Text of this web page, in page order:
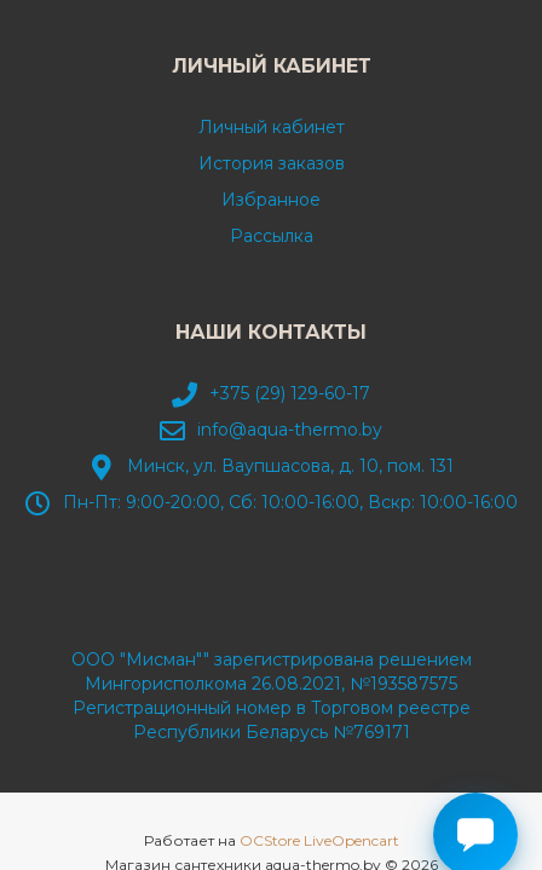
ЛИЧНЫЙ КАБИНЕТ
Личный кабинет
История заказов
Избранное
Рассылка
НАШИ КОНТАКТЫ
+375 (29) 129-60-17
info@aqua-thermo.by
Минск, ул. Ваупшасова, д. 10, пом. 131
Пн-Пт: 9:00-20:00, Сб: 10:00-16:00, Вскр: 10:00-16:00
ООО "Мисман"" зарегистрирована решением
Мингорисполкома 26.08.2021, №193587575
Регистрационный номер в Торговом реестре
Республики Беларусь №769171
Работает на OCStore LiveOpencart
Магазин сантехники aqua-thermo.by © 2026